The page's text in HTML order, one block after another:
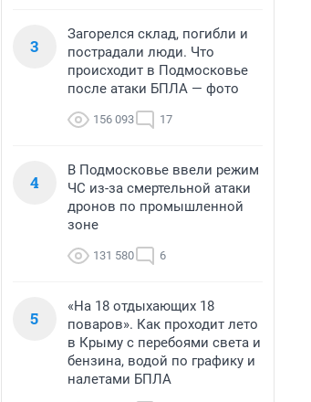
3
Загорелся склад, погибли и
пострадали люди. Что
происходит в Подмосковье
после атаки БПЛА — фото
156 093 17
4
В Подмосковье ввели режим
ЧС из-за смертельной атаки
дронов по промышленной
зоне
131 580 6
5
«На 18 отдыхающих 18
поваров». Как проходит лето
в Крыму с перебоями света и
бензина, водой по графику и
налетами БПЛА